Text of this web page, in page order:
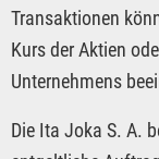
Transaktionen
Kurs der Aktien
Unternehmens
Die Ita Joka S. A.